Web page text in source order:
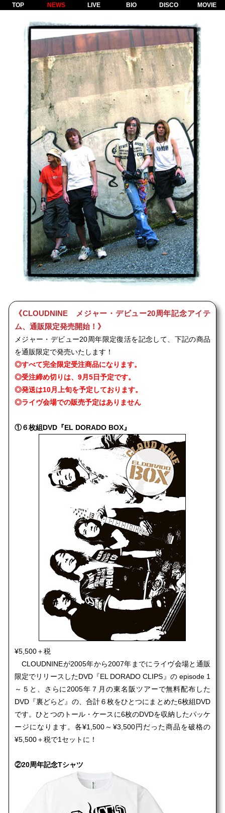
TOP NEWS LIVE BIO DISCO MOVIE
《CLOUDNINE メジャー・デビュー20周年記念アイテ
ム、通販限定発売開始！》
メジャー・デビュー20周年限定復活を記念して、下記の商品
を通販限定で発売いたします！
◎すべて完全限定受注商品になります。
◎受注締め切りは、9月5日予定です。
◎発送は10月上旬を予定しております。
◎ライヴ会場での販売予定はありません
①６枚組DVD『EL DORADO BOX』
¥5,500＋税
CLOUDNINEが2005年から2007年までにライヴ会場と通販
限定でリリースしたDVD『EL DORADO CLIPS』の episode 1
～５と、さらに2005年７月の東名阪ツアーで無料配布した
DVD『裏どらど』の、合計６枚をひとつにまとめた6枚組DVD
です。ひとつのトール・ケースに6枚のDVDを収納したパッケ
ージになります。各¥1,500～¥3,500円だった商品を破格の
¥5,500＋税で1セットに！
②20周年記念Tシャツ